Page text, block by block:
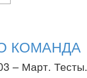
КОМАНДА
– Март. Тесты.